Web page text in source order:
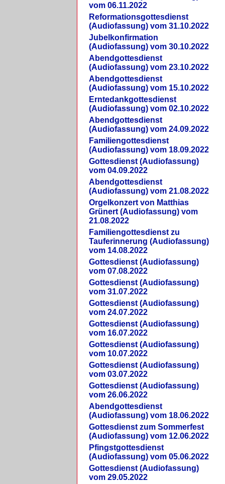
vom 06.11.2022
Reformationsgottesdienst
(Audiofassung) vom 31.10.2022
Jubelkonfirmation
(Audiofassung) vom 30.10.2022
Abendgottesdienst
(Audiofassung) vom 23.10.2022
Abendgottesdienst
(Audiofassung) vom 15.10.2022
Erntedankgottesdienst
(Audiofassung) vom 02.10.2022
Abendgottesdienst
(Audiofassung) vom 24.09.2022
Familiengottesdienst
(Audiofassung) vom 18.09.2022
Gottesdienst (Audiofassung)
vom 04.09.2022
Abendgottesdienst
(Audiofassung) vom 21.08.2022
Orgelkonzert von Matthias
Grünert (Audiofassung) vom
21.08.2022
Familiengottesdienst zu
Tauferinnerung (Audiofassung)
vom 14.08.2022
Gottesdienst (Audiofassung)
vom 07.08.2022
Gottesdienst (Audiofassung)
vom 31.07.2022
Gottesdienst (Audiofassung)
vom 24.07.2022
Gottesdienst (Audiofassung)
vom 16.07.2022
Gottesdienst (Audiofassung)
vom 10.07.2022
Gottesdienst (Audiofassung)
vom 03.07.2022
Gottesdienst (Audiofassung)
vom 26.06.2022
Abendgottesdienst
(Audiofassung) vom 18.06.2022
Gottesdienst zum Sommerfest
(Audiofassung) vom 12.06.2022
Pfingstgottesdienst
(Audiofassung) vom 05.06.2022
Gottesdienst (Audiofassung)
vom 29.05.2022